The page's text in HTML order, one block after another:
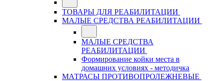
ТОВАРЫ ДЛЯ РЕАБИЛИТАЦИИ
МАЛЫЕ СРЕДСТВА РЕАБИЛИТАЦИИ
МАЛЫЕ СРЕДСТВА
РЕАБИЛИТАЦИИ
Формирование койки места в
домашних условиях - методичка
МАТРАСЫ ПРОТИВОПРОЛЕЖНЕВЫЕ